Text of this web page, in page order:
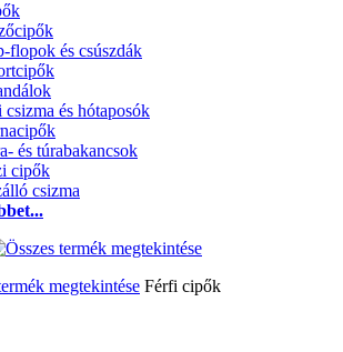
flopok és csúszdák
és hótaposók
és túrabakancsok
cipők
csizma
megtekintése Férfi cipők